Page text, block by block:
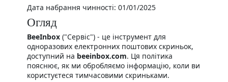
Дата набрання чинності: 01/01/2025
Огляд
BeeInbox("Сервіс") - це інструмент для
одноразових електронних поштових скриньок,
доступний на beeinbox.com. Ця політика
пояснює, як ми обробляємо інформацію, коли ви
користуєтеся тимчасовими скриньками.